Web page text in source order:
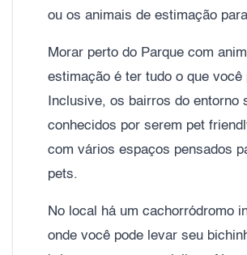
ou os animais de estimação
Morar perto do Parque com
estimação é ter tudo o que você
Inclusive, os bairros do entorno
conhecidos por serem pet
com vários espaços pensados
pets.
No local há um cachorródromo
onde você pode levar seu